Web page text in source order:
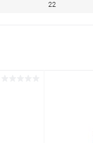
22